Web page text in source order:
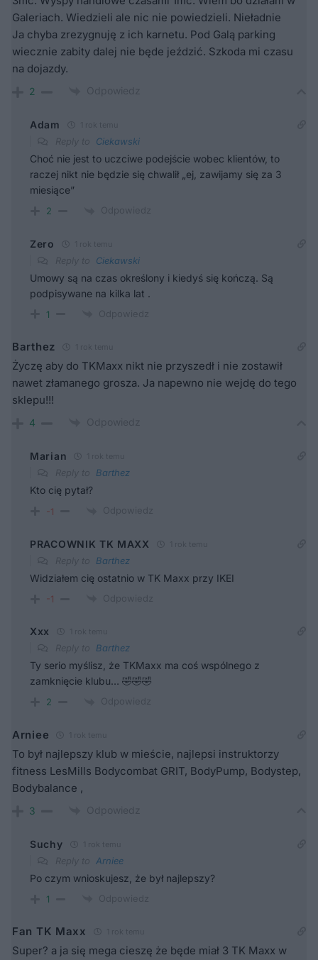
Galeriach. Wiedzieli ale nic nie powiedzieli. Nieładnie
Ja chyba zrezygnuję z ich karnetu. Pod Galą parking
wiecznie zabity dalej nie będe jeździć. Szkoda mi czasu
na dojazdy.
2
Adam
Ciekawski
Choć nie jest to uczciwe podejście wobec klientów, to
raczej nikt nie będzie się chwalił „ej, zawijamy się za 3
miesiące”
2
Zero
Ciekawski
Umowy są na czas określony i kiedyś się kończą. Są
podpisywane na kilka lat .
1
Barthez
Życzę aby do TKMaxx nikt nie przyszedł i nie zostawił
nawet złamanego grosza. Ja napewno nie wejdę do tego
sklepu!!!
4
Marian
Barthez
Kto cię pytał?
-1
PRACOWNIK TK MAXX
Barthez
Widziałem cię ostatnio w TK Maxx przy IKEI
-1
Xxx
Barthez
Ty serio myślisz, że TKMaxx ma coś wspólnego z
zamknięcie klubu… 🤣🤣🤣
2
Arniee
To był najlepszy klub w mieście, najlepsi instruktorzy
fitness LesMills Bodycombat GRIT, BodyPump, Bodystep,
Bodybalance ,
3
Suchy
Arniee
Po czym wnioskujesz, że był najlepszy?
1
Fan TK Maxx
Super? a ja się mega cieszę że będe miał 3 TK Maxx w